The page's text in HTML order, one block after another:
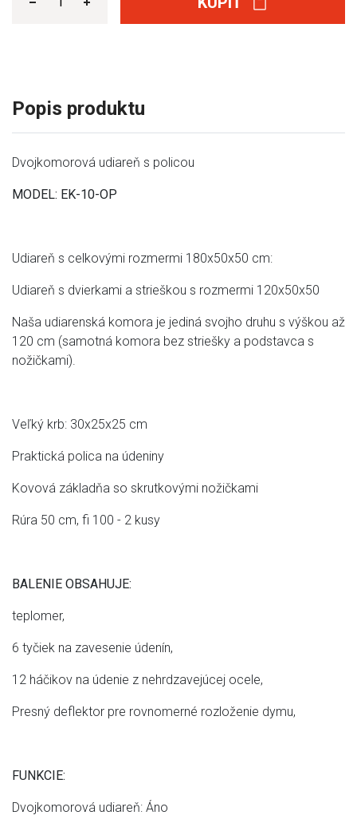
Popis produktu
Dvojkomorová udiareň s policou
MODEL: EK-10-OP
Udiareň s celkovými rozmermi 180x50x50 cm:
Udiareň s dvierkami a strieškou s rozmermi 120x50x50
Naša udiarenská komora je jediná svojho druhu s výškou až
120 cm (samotná komora bez striešky a podstavca s
nožičkami).
Veľký krb: 30x25x25 cm
Praktická polica na údeniny
Kovová základňa so skrutkovými nožičkami
Rúra 50 cm, fi 100 - 2 kusy
BALENIE OBSAHUJE:
teplomer,
6 tyčiek na zavesenie údenín,
12 háčikov na údenie z nehrdzavejúcej ocele,
Presný deflektor pre rovnomerné rozloženie dymu,
FUNKCIE:
Dvojkomorová udiareň: Áno